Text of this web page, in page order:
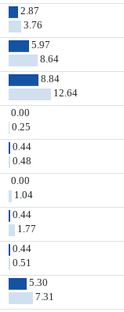
2.87
3.76
5.97
8.64
8.84
12.64
0.00
0.25
0.44
0.48
0.00
1.04
0.44
1.77
0.44
0.51
5.30
7.31